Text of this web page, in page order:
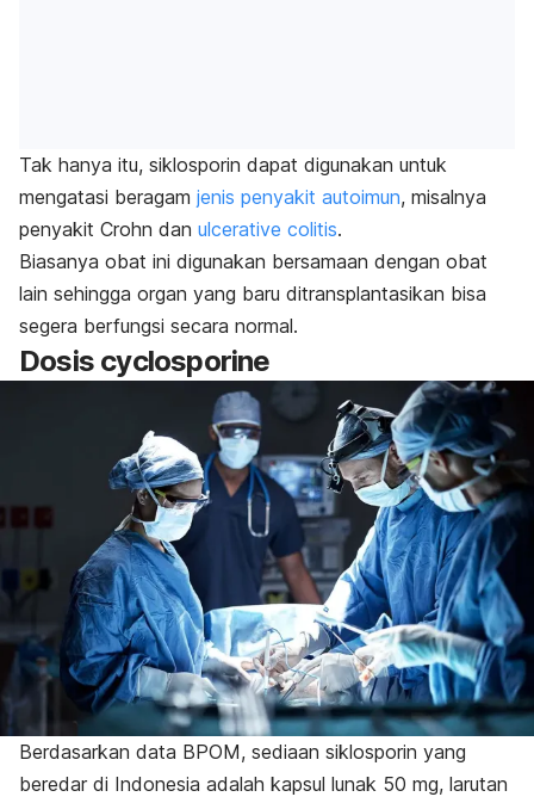
Tak hanya itu, siklosporin dapat digunakan untuk
mengatasi beragam jenis penyakit autoimun, misalnya
penyakit Crohn dan ulcerative colitis.
Biasanya obat ini digunakan bersamaan dengan obat
lain sehingga organ yang baru ditransplantasikan bisa
segera berfungsi secara normal.
Dosis cyclosporine
Berdasarkan data BPOM, sediaan siklosporin yang
beredar di Indonesia adalah kapsul lunak 50 mg, larutan